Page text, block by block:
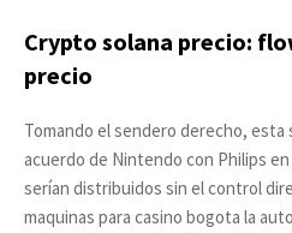
Crypto solana precio:
precio
Tomando el sendero derecho, esta
acuerdo de Nintendo con Philips
serían distribuidos sin el control
maquinas para casino bogota la